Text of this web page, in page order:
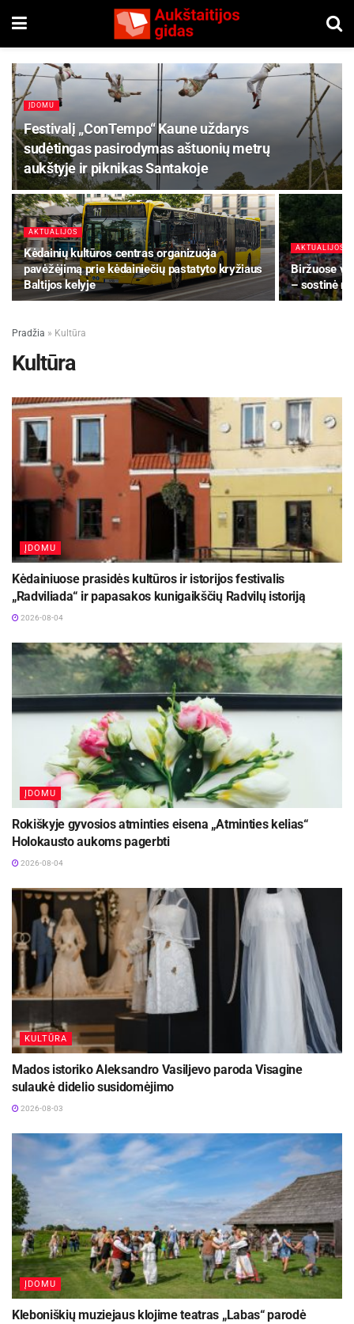
ĮDOMU
Festivalį „ConTempo“ Kaune uždarys
sudėtingas pasirodymas aštuonių metrų
aukštyje ir piknikas Santakoje
AKTUALIJOS
Kėdainių kultūros centras organizuoja
pavėžėjimą prie kėdainiečių pastatyto kryžiaus
Baltijos kelyje
AKTUALIJOS
Biržuose
– sostinė
Pradžia » Kultūra
Kultūra
ĮDOMU
Kėdainiuose prasidės kultūros ir istorijos festivalis
„Radviliada“ ir papasakos kunigaikščių Radvilų istoriją
2026-08-04
ĮDOMU
Rokiškyje gyvosios atminties eisena „Atminties kelias“
Holokausto aukoms pagerbti
2026-08-04
KULTŪRA
Mados istoriko Aleksandro Vasiljevo paroda Visagine
sulaukė didelio susidomėjimo
2026-08-03
ĮDOMU
Kleboniškių muziejaus klojime teatras „Labas“ parodė